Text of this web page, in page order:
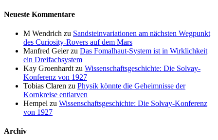
Neueste Kommentare
M Wendrich zu Sandsteinvariationen am nächsten Wegpunkt
des Curiosity-Rovers auf dem Mars
Manfred Geierzu Das Fomalhaut-System ist in Wirklichkeit
ein Dreifachsystem
Kay Groenhardt zu Wissenschaftsgeschichte: Die Solvay-
Konferenz von 1927
Tobias Claren zu Physik könnte die Geheimnisse der
Kornkreise entlarven
Hempel zu Wissenschaftsgeschichte: Die Solvay-Konferenz
von 1927
Archiv